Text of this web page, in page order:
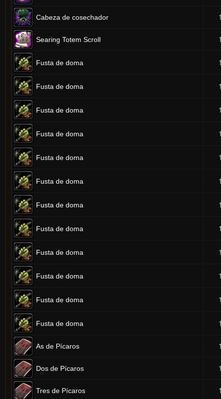
Cabeza de cosechador
Searing Totem Scroll
Fusta de doma
Fusta de doma
Fusta de doma
Fusta de doma
Fusta de doma
Fusta de doma
Fusta de doma
Fusta de doma
Fusta de doma
Fusta de doma
Fusta de doma
Fusta de doma
As de Pícaros
Dos de Pícaros
Tres de Pícaros